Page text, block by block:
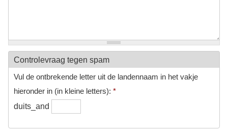
Controlevraag tegen spam
Vul de ontbrekende letter uit de landennaam in het vakje
hieronder in (in kleine letters): *
duits_and